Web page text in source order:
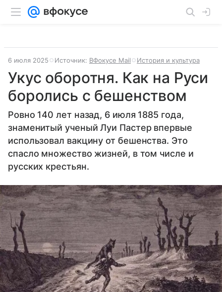
6 июля 2025 Источник: ВФокусе Mail История и культура
Укус оборотня. Как на Руси
боролись с бешенством
Ровно 140 лет назад, 6 июля 1885 года,
знаменитый ученый Луи Пастер впервые
использовал вакцину от бешенства. Это
спасло множество жизней, в том числе и
русских крестьян.